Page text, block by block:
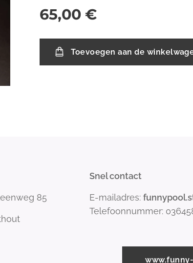
65,00 €
Toevoegen aan de
85
Snel contact
E-mailadres:
Telefoonnummer: